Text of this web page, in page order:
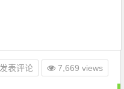
发表评论 7,669 views